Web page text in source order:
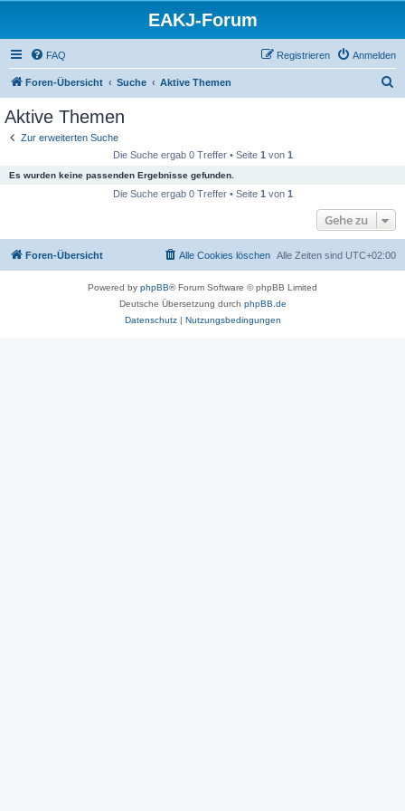
EAKJ-Forum
FAQ Anmelden
Registrieren
Foren-Übersicht Suche Aktive Themen
Aktive Themen
Zur erweiterten Suche
Die Suche ergab 0 Treffer • Seite 1 von 1
Es wurden keine passenden Ergebnisse gefunden.
Die Suche ergab 0 Treffer • Seite 1 von 1
Gehe zu
Foren-Übersicht Alle Zeiten sind UTC+02:00
Alle Cookies löschen
Powered by phpBB® Forum Software © phpBB Limited
Deutsche Übersetzung durch phpBB.de
Datenschutz| Nutzungsbedingungen